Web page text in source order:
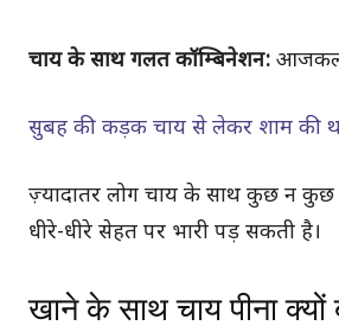
चाय के साथ गलत कॉम्बिनेशन: आजकल
सुबह की कड़क चाय से लेकर शाम की
ज़्यादातर लोग चाय के साथ कुछ न
धीरे-धीरे सेहत पर भारी पड़ सकती है।
खाने के साथ चाय पीना